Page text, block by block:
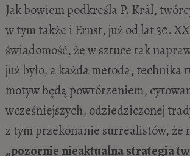
Jak bowiem podkreśla P. Král,
w tym także i Ernst, już od lat 30.
świadomość, że w sztuce tak
już było, a każda metoda, technika
motyw będą powtórzeniem,
wcześniejszych, odziedziczonej
z tym przekonanie surrealistów, że
„pozornie nieaktualna strategia